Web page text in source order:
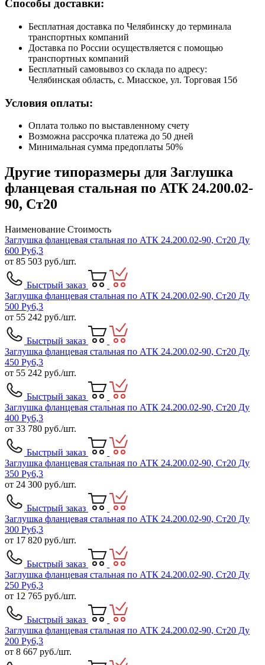
Способы доставки:
Бесплатная доставка по Челябинску до терминала
транспортных компаний
Доставка по России осуществляется с помощью
транспортных компаний
Бесплатный самовывоз со склада по адресу:
Челябинская область, с. Миасское, ул. Торговая 15б
Условия оплаты:
Оплата только по выставленному счету
Возможна рассрочка платежа до 50 дней
Минимальная сумма предоплаты 50%
Другие типоразмеры для Заглушка
фланцевая стальная по АТК 24.200.02-
90, Ст20
Наименование Стоимость
Заглушка фланцевая стальная по АТК 24.200.02-90, Ст20 Ду
600 Ру6,3
от 85 503 руб./шт.
Быстрый заказ
Заглушка фланцевая стальная по АТК 24.200.02-90, Ст20 Ду
500 Ру6,3
от 55 242 руб./шт.
Быстрый заказ
Заглушка фланцевая стальная по АТК 24.200.02-90, Ст20 Ду
450 Ру6,3
от 55 242 руб./шт.
Быстрый заказ
Заглушка фланцевая стальная по АТК 24.200.02-90, Ст20 Ду
400 Ру6,3
от 33 780 руб./шт.
Быстрый заказ
Заглушка фланцевая стальная по АТК 24.200.02-90, Ст20 Ду
350 Ру6,3
от 24 300 руб./шт.
Быстрый заказ
Заглушка фланцевая стальная по АТК 24.200.02-90, Ст20 Ду
300 Ру6,3
от 17 820 руб./шт.
Быстрый заказ
Заглушка фланцевая стальная по АТК 24.200.02-90, Ст20 Ду
250 Ру6,3
от 12 765 руб./шт.
Быстрый заказ
Заглушка фланцевая стальная по АТК 24.200.02-90, Ст20 Ду
200 Ру6,3
от 8 667 руб./шт.